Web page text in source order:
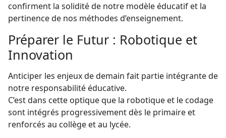
confirment la solidité de notre modèle éducatif et la
pertinence de nos méthodes d’enseignement.
Préparer le Futur : Robotique et
Innovation
Anticiper les enjeux de demain fait partie intégrante de
notre responsabilité éducative.
C’est dans cette optique que la robotique et le codage
sont intégrés progressivement dès le primaire et
renforcés au collège et au lycée.